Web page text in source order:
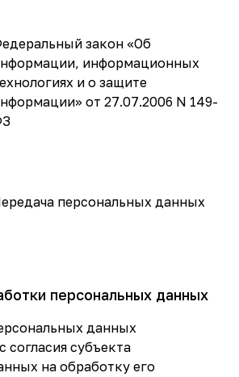
закон «Об
информационных
и о защите
от 27.07.2006 N 149-
персональных данных
персональных данных
данных
согласия субъекта
на обработку его